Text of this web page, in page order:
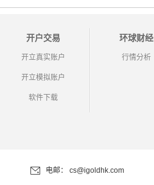
开户交易
开立真实账户
开立模拟账户
软件下载
环球财经
行情分析
电邮： cs@igoldhk.com